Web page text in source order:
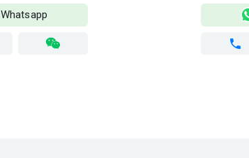
Whatsapp